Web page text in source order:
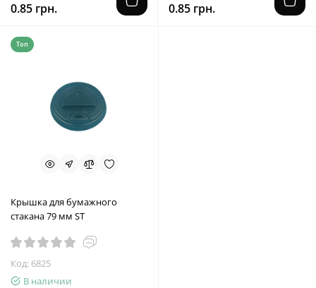
0.85 грн. 0.85 грн.
Топ
Крышка для бумажного
стакана 79 мм ST
Код: 6825
В наличии